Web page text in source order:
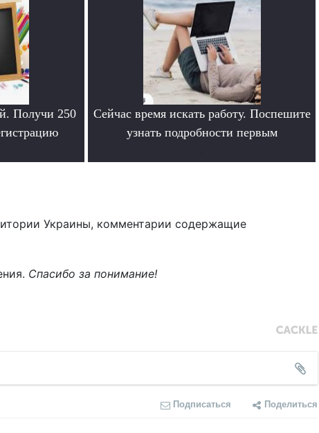
Получи 250
Сейчас время искать работу. Поспешите
узнать подробности первым
Украины, комментарии содержащие
Спасибо за понимание!
Подписаться Поделиться